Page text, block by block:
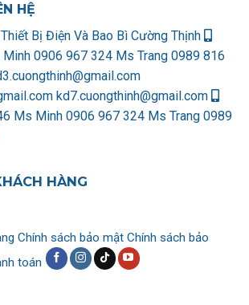
HỆ
Bị Điện Và Bao Bì Cường Thịnh
Minh 0906 967 324 Ms Trang 0989 816
kd7.cuongthinh@gmail.com
Ms Minh 0906 967 324 Ms Trang 0989
HÀNG
Chính sách bảo mật Chính sách bảo
toán